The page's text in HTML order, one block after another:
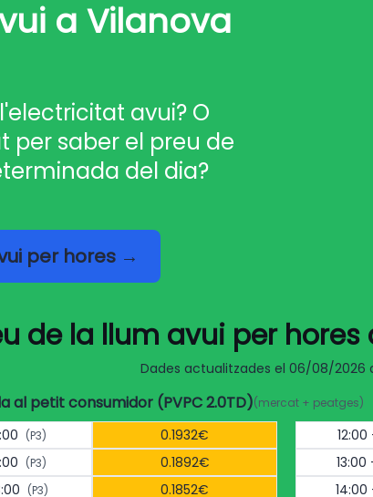
a Vilanova
avui? O
per saber el preu de
del dia?
per hores →
de la llum avui per
Dades actualitzades el 06/08/2026
al petit consumidor (PVPC 2.0TD)(mercat + peatges)
(P3)
0.1932€
(P3)
0.1892€
(P3)
0.1852€
12:00
13:00
14:00